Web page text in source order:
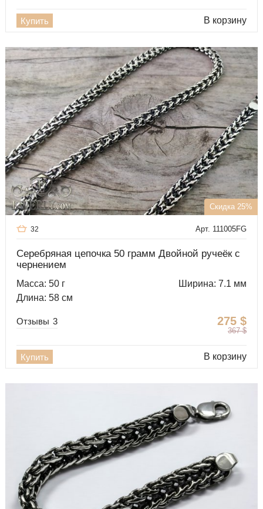
Купить В корзину
Скидка 25%
Арт. 111005FG
32
Серебряная цепочка 50 грамм Двойной ручеёк с
чернением
Масса: 50 г
Ширина: 7.1 мм
Длина: 58 см
275 $
367 $
Отзывы 3
Купить В корзину